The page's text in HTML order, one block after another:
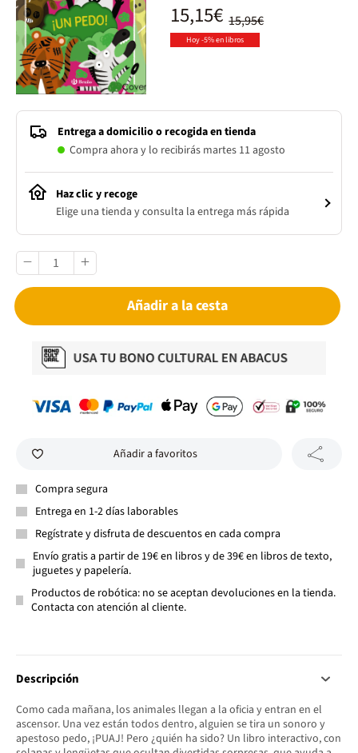
15,95€
15,15€
Hoy -5% en libros
Entrega a domicilio o recogida en tienda
Compra ahora y lo recibirás martes 11 agosto
Haz clic y recoge
Elige una tienda y consulta la entrega más rápida
Añadir a la cesta
Añadir a favoritos
Compra segura
Entrega en 1-2 días laborables
Regístrate y disfruta de descuentos en cada compra
Envío gratis a partir de 19€ en libros y de 39€ en libros de texto,
juguetes y papelería.
Productos de robótica: no se aceptan devoluciones en la tienda.
Contacta con atención al cliente.
Descripción
Como cada mañana, los animales llegan a la oficia y entran en el
ascensor. Una vez están todos dentro, alguien se tira un sonoro y
apestoso pedo, ¡PUAJ! Pero ¿quién ha sido? Un libro interactivo, con